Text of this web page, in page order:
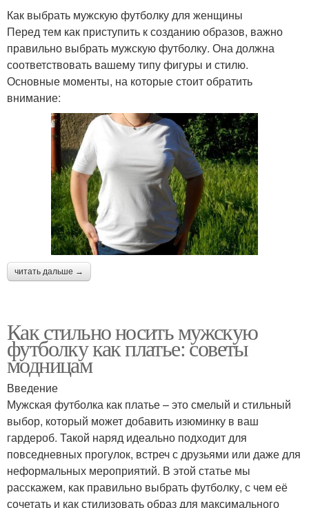
Как выбрать мужскую футболку для женщины
Перед тем как приступить к созданию образов, важно
правильно выбрать мужскую футболку. Она должна
соответствовать вашему типу фигуры и стилю.
Основные моменты, на которые стоит обратить
внимание:
читать дальше →
Как стильно носить мужскую
футболку как платье: советы
модницам
Введение
Мужская футболка как платье – это смелый и стильный
выбор, который может добавить изюминку в ваш
гардероб. Такой наряд идеально подходит для
повседневных прогулок, встреч с друзьями или даже для
неформальных мероприятий. В этой статье мы
расскажем, как правильно выбрать футболку, с чем её
сочетать и как стилизовать образ для максимального